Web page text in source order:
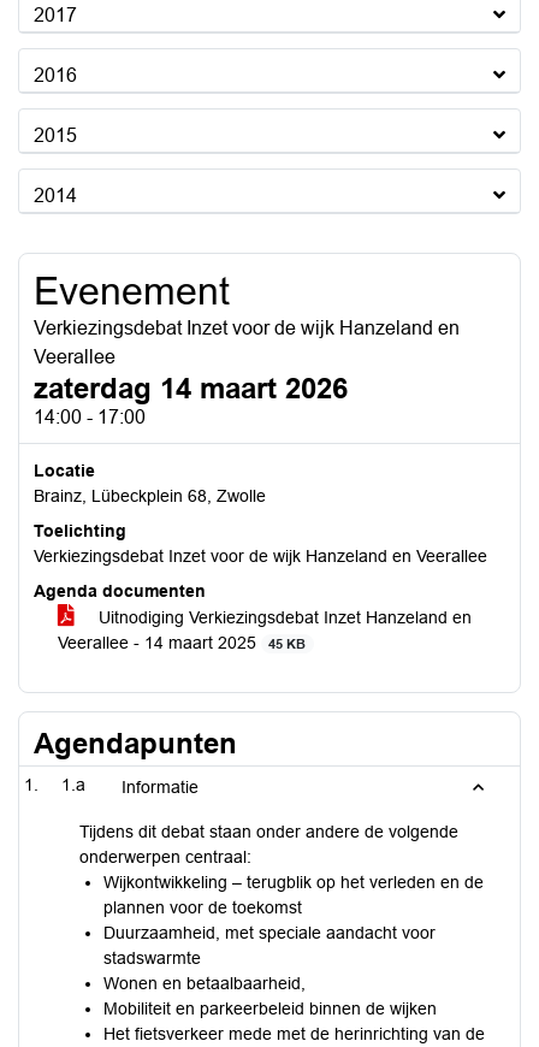
2017
2016
2015
2014
Evenement
Verkiezingsdebat Inzet voor de wijk Hanzeland en
Veerallee
zaterdag 14 maart 2026
14:00 - 17:00
Locatie
Brainz, Lübeckplein 68, Zwolle
Toelichting
Verkiezingsdebat Inzet voor de wijk Hanzeland en Veerallee
Agenda documenten
Uitnodiging Verkiezingsdebat Inzet Hanzeland en
Veerallee - 14 maart 2025
45 KB
Agendapunten
1.a Informatie
Tijdens dit debat staan onder andere de volgende
onderwerpen centraal:
Wijkontwikkeling – terugblik op het verleden en de
plannen voor de toekomst
Duurzaamheid, met speciale aandacht voor
stadswarmte
Wonen en betaalbaarheid,
Mobiliteit en parkeerbeleid binnen de wijken
Het fietsverkeer mede met de herinrichting van de